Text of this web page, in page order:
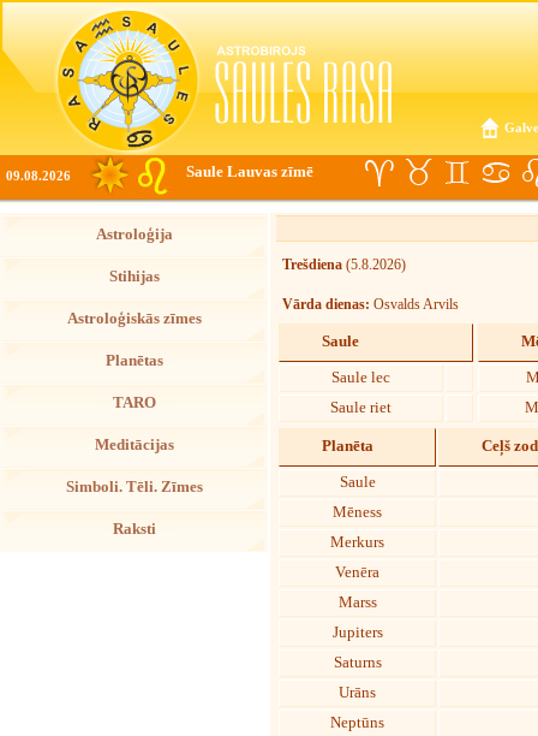
09.08.2026 Saule Lauvas zīmē
Astroloģija
Stihijas
Astroloģiskās zīmes
Planētas
TARO
Meditācijas
Simboli. Tēli. Zīmes
Raksti
Trešdiena (5.8.2026)
Vārda dienas: Osvalds Arvils
Saule
Saule lec
Saule riet
Planēta Ceļš
Saule
Mēness
Merkurs
Venēra
Marss
Jupiters
Saturns
Urāns
Neptūns